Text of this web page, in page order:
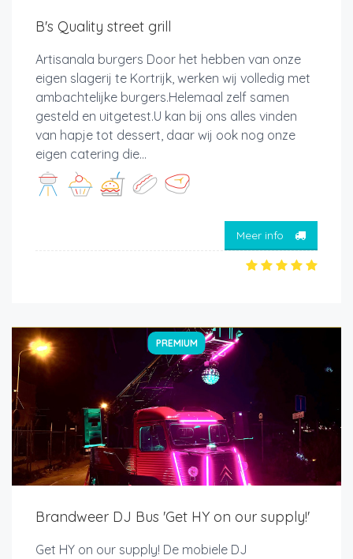
B's Quality street grill
Artisanala burgers Door het hebben van onze
eigen slagerij te Kortrijk, werken wij volledig met
ambachtelijke burgers.Helemaal zelf samen
gesteld en uitgetest.U kan bij ons alles vinden
van hapje tot dessert, daar wij ook nog onze
eigen catering die...
Meer info
PREMIUM
Brandweer DJ Bus 'Get HY on our supply!'
Get HY on our supply! De mobiele DJ